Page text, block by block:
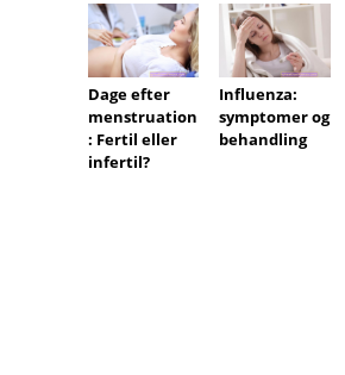
Dage efter
menstruation
: Fertil eller
infertil?
Influenza:
symptomer og
behandling